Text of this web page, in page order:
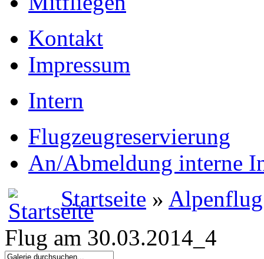
Kontakt
Impressum
Intern
Flugzeugreservierung
An/Abmeldung interne
Startseite »
Flug am 30.03.2014_4